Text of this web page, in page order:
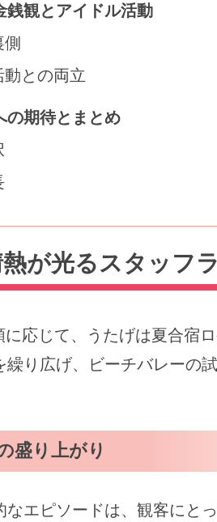
銭観とアイドル活動
側
動との両立
の期待とまとめ
が光るスタッフ
応じて、うたげは夏合宿
繰り広げ、ビーチバレーの
盛り上がり
なエピソードは、観客にと